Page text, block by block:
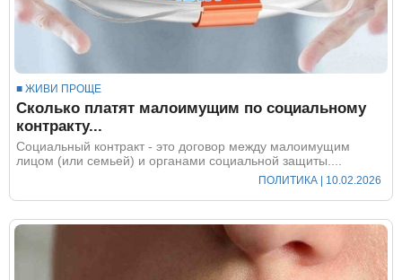
■ ЖИВИ ПРОЩЕ
Сколько платят малоимущим по социальному
контракту...
Социальный контракт - это договор между малоимущим
лицом (или семьей) и органами социальной защиты....
ПОЛИТИКА | 10.02.2026